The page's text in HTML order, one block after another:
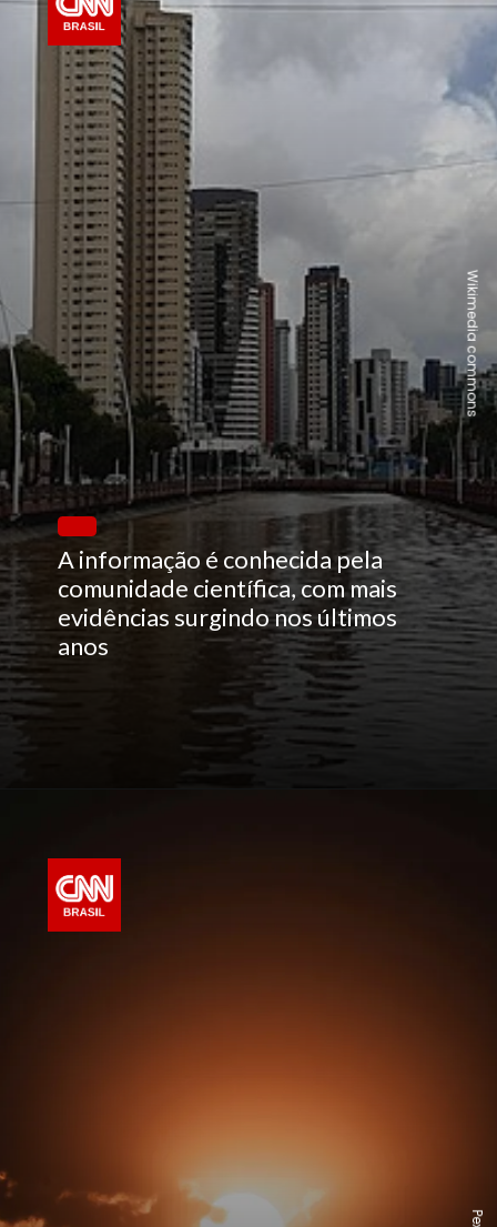
A informação é conhecida pela
comunidade científica, com mais
evidências surgindo nos últimos
anos
Wikimedia commons